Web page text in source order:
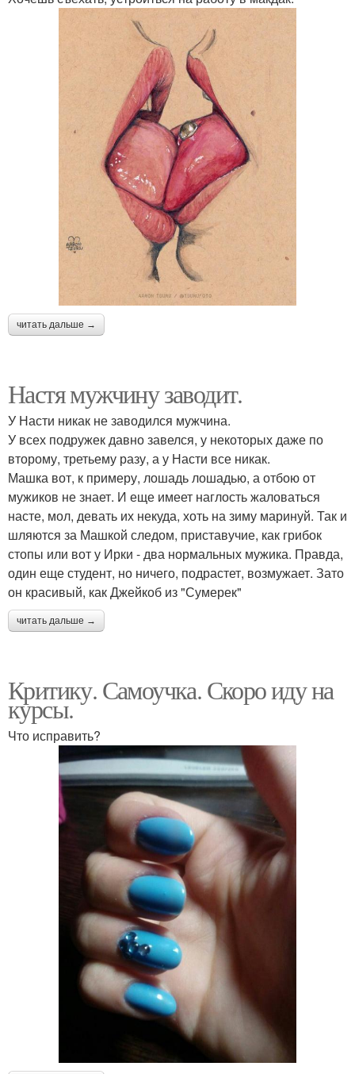
читать дальше →
Настя мужчину заводит.
У Насти никак не заводился мужчина.
У всех подружек давно завелся, у некоторых даже по
второму, третьему разу, а у Насти все никак.
Машка вот, к примеру, лошадь лошадью, а отбою от
мужиков не знает. И еще имеет наглость жаловаться
насте, мол, девать их некуда, хоть на зиму маринуй. Так и
шляются за Машкой следом, приставучие, как грибок
стопы или вот у Ирки - два нормальных мужика. Правда,
один еще студент, но ничего, подрастет, возмужает. Зато
он красивый, как Джейкоб из "Сумерек"
читать дальше →
Критику. Самоучка. Скоро иду на
курсы.
Что исправить?